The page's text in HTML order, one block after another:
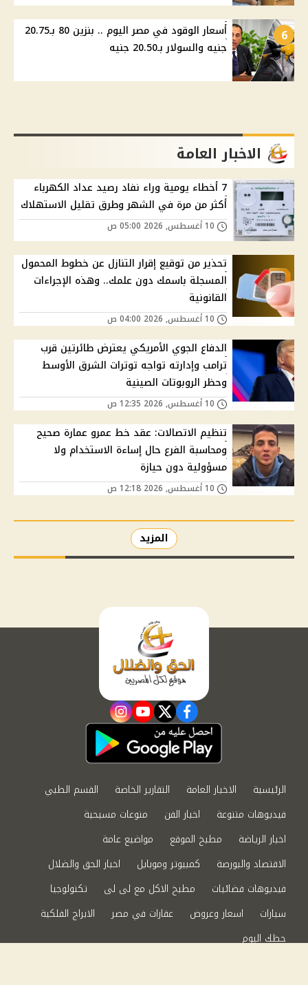
6
أسعار الوقود في مصر اليوم .. بنزين 80 بـ20.75
جنيه والسولار بـ20.50 جنيه
الاخبار العامة
7 أخطاء يومية وراء نفاد رصيد عداد الكهرباء
أكثر من مرة في الشهر وطرق تقليل الاستهلاك
تحذير من توقيع إقرار التنازل عن خطوط المحمول
المسجلة باسمك دون علمك.. وهذه الإجراءات
القانونية
الدفاع الجوي الأمريكي يعترض طائرتين قرب
ترامب وإدارته تواجه توترات الشرق الأوسط
وحظر الروبوتات الصينية
تنظيم الاتصالات: عقد خط عمرو عمارة صحيح
ومحاسبة الفرع حال إساءة الاستخدام ولا
مسؤولية دون حيازة
المزيد
facebook
twitter
youtube
instagram
الرئيسية الاخبار العامة التقارير الخاصة
القسم الطبي
فيديوهات متنوعة
اخبار الفن
منوعات مسيحية
اخبار الرياضة
مطبخ الموقع
مواضيع عامة
الاقتصاد والبورصة
كمبيوتر وموبايل
اخبار الحق والضلال
فيديوهات فضائيات
مطبخ الاكل مع لى لى
تكنولوجيا
سيارات
اسعار وعروض عقارات في مصر
الابراج الفلكية
حظك اليوم